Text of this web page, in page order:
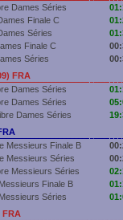
Dames Séries
Finale C
Séries
Finale C
Séries
FRA
Dames Séries
Dames Séries
Dames Séries
Messieurs Finale B
Messieurs Séries
Messieurs Séries
Finale B
Séries
FRA